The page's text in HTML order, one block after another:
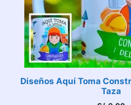
Diseños Aquí Toma
Taza